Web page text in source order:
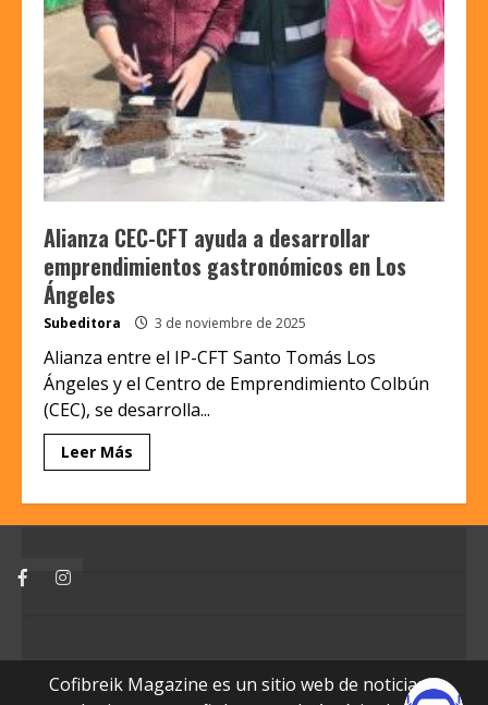
Alianza CEC-CFT ayuda a desarrollar
emprendimientos gastronómicos en Los
Ángeles
Subeditora 3 de noviembre de 2025
Alianza entre el IP-CFT Santo Tomás Los
Ángeles y el Centro de Emprendimiento Colbún
(CEC), se desarrolla...
Leer Más
FacebookInstagram
Cofibreik Magazine es un sitio web de noticias y